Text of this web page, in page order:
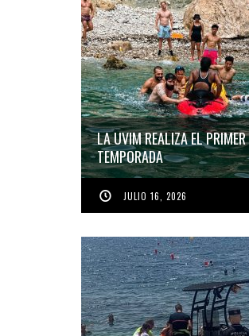
LA UVIM REALIZA EL
TEMPORADA
JULIO 16, 2026